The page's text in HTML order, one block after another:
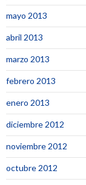
mayo 2013
abril 2013
marzo 2013
febrero 2013
enero 2013
diciembre 2012
noviembre 2012
octubre 2012